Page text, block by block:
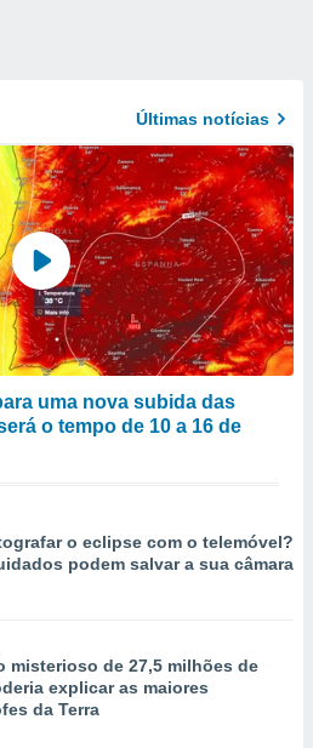
Últimas notícias
uma nova subida das
o tempo de 10 a 16 de
o eclipse com o telemóvel?
podem salvar a sua câmara
misterioso de 27,5 milhões de
explicar as maiores
da Terra